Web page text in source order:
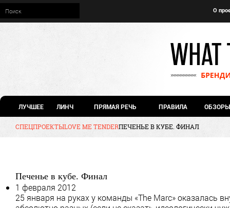
О
ЛУЧШЕЕ ЛИНЧ ПРЯМАЯ РЕЧЬ ПРАВИЛА ОБЗОРЫ
СПЕЦПРОЕКТЫLOVE ME TENDERПЕЧЕНЬЕ В КУБЕ. ФИНАЛ
Печенье в кубе. Финал
1 февраля 2012
25 января на руках у команды «The Marc» оказалась